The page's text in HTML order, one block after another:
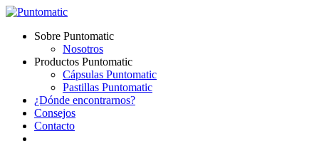
Skip
main
Menu
Sobre Puntomatic
Nosotros
Productos Puntomatic
Cápsulas Puntomatic
Pastillas Puntomatic
¿Dónde encontrarnos?
Consejos
Contacto